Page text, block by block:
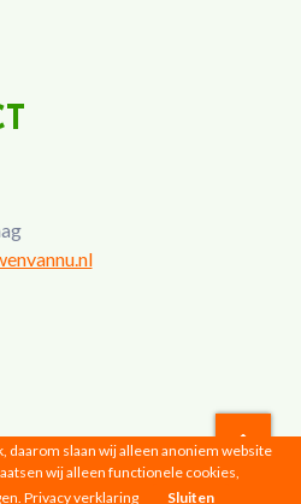
2026 |Privacyverklaring
daarom slaan wij alleen anoniem website
wij alleen functionele cookies,
Privacy verklaring Sluiten